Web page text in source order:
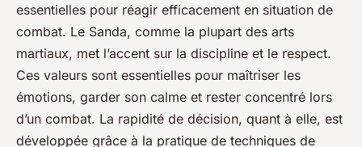
essentielles pour réagir efficacement en situation de
combat. Le Sanda, comme la plupart des arts
martiaux, met l’accent sur la discipline et le respect.
Ces valeurs sont essentielles pour maîtriser les
émotions, garder son calme et rester concentré lors
d’un combat. La rapidité de décision, quant à elle, est
développée grâce à la pratique de techniques de